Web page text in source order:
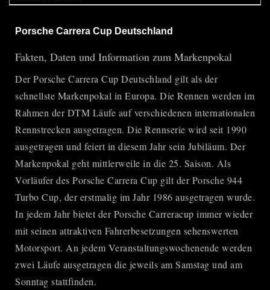
Porsche Carrera Cup Deutschland
Fakten, Daten und Information zum Markenpokal
DerPorsche Carrera Cup Deutschland gilt als der
schnellste Markenpokal in Europa. Die Rennen werden im
Rahmen der DTM Läufe auf verschiedenen internationalen
Rennstrecken ausgetragen. Die Rennserie wird seit 1990
ausgetragen und feiert in diesem Jahr sein Jubiläum. Der
Markenpokal geht mittlerweile in die 25. Saison. Als
Vorläufer des Porsche Carrera Cup gilt derPorsche 944
Turbo Cup, der erstmalig im Jahr 1986 ausgetragen wurde.
In jedem Jahr bietet der Porsche Carreracup immer wieder
mit seinen attraktiven Fahrerbesetzungen sehenswerten
Motorsport. An jedem Veranstaltungswochenende werden
zwei Läufe ausgetragen die jeweils am Samstag und am
Sonntag stattfinden.